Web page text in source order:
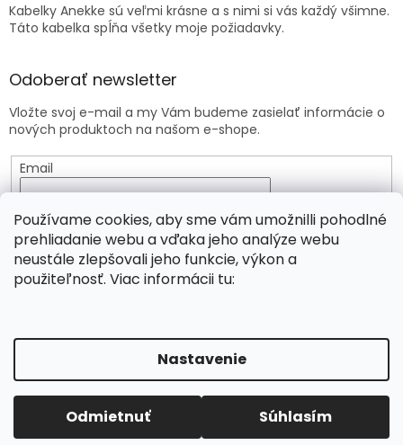
Používame cookies, aby sme vám umožnilli pohodlné
prehliadanie webu a vďaka jeho analýze webu
neustále zlepšovali jeho funkcie, výkon a
použiteľnosť. Viac informácii tu:
Nastavenie
Odmietnuť Súhlasím
Kabelky Anekke sú veľmi krásne a s nimi si vás každý všimne.
Táto kabelka spĺňa všetky moje požiadavky.
Odoberať newsletter
Vložte svoj e-mail a my Vám budeme zasielať informácie o
nových produktoch na našom e-shope.
Email
osobných údajov
PRIHLÁSIŤ SA
Copyright 2026Viridia.eu. Všetky práva vyhradené.
Upraviť nastavenie cookies